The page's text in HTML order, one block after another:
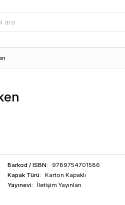
Barkod / ISBN:
9789754701586
Kapak Türü:
Karton Kapaklı
Yayınevi:
İletişim Yayınları